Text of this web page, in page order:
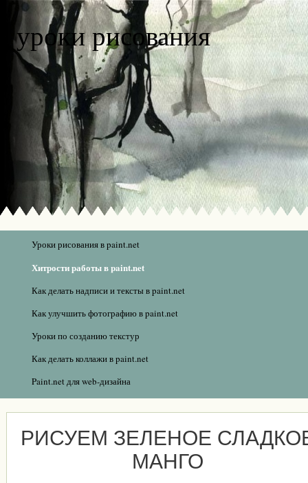
уроки рисования
Уроки рисования в paint.net
Хитрости работы в paint.net
Как делать надписи и тексты в paint.net
Как улучшить фотографию в paint.net
Уроки по созданию текстур
Как делать коллажи в paint.net
Paint.net для web-дизайна
РИСУЕМ ЗЕЛЕНОЕ
МАНГО